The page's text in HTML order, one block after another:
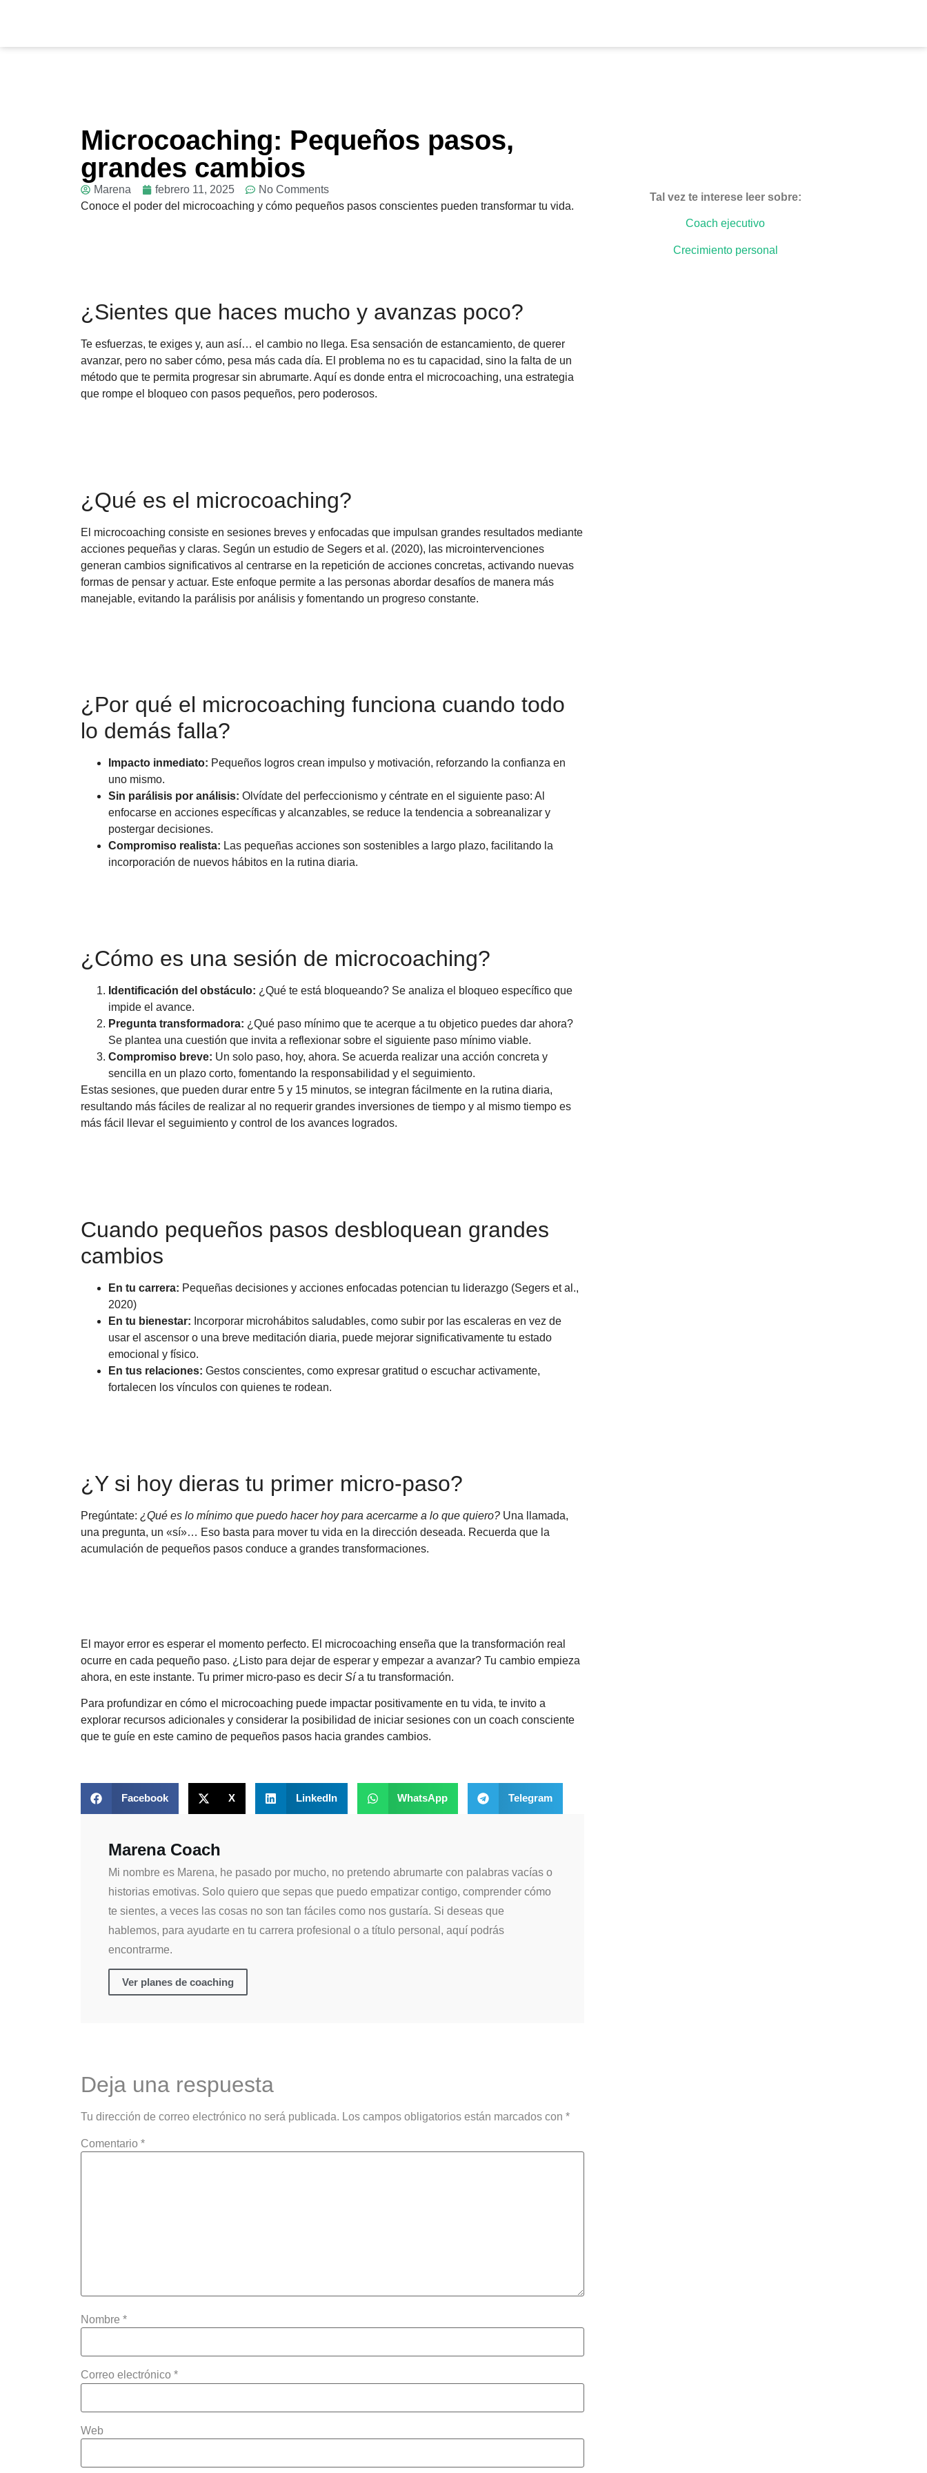
Microcoaching: Pequeños pasos,
grandes cambios
Marena febrero 11, 2025
No Comments
Conoce el poder del microcoaching y cómo pequeños pasos conscientes pueden transformar tu vida.
¿Sientes que haces mucho y avanzas poco?
Te esfuerzas, te exiges y, aun así… el cambio no llega. Esa sensación de estancamiento, de querer
avanzar, pero no saber cómo, pesa más cada día. El problema no es tu capacidad, sino la falta de un
método que te permita progresar sin abrumarte. Aquí es donde entra el microcoaching, una estrategia
que rompe el bloqueo con pasos pequeños, pero poderosos.
¿Qué es el microcoaching?
El microcoaching consiste en sesiones breves y enfocadas que impulsan grandes resultados mediante
acciones pequeñas y claras. Según un estudio de Segers et al. (2020), las microintervenciones
generan cambios significativos al centrarse en la repetición de acciones concretas, activando nuevas
formas de pensar y actuar. Este enfoque permite a las personas abordar desafíos de manera más
manejable, evitando la parálisis por análisis y fomentando un progreso constante.
¿Por qué el microcoaching funciona cuando todo
lo demás falla?
Impacto inmediato: Pequeños logros crean impulso y motivación, reforzando la confianza en
uno mismo.
Sin parálisis por análisis: Olvídate del perfeccionismo y céntrate en el siguiente paso: Al
enfocarse en acciones específicas y alcanzables, se reduce la tendencia a sobreanalizar y
postergar decisiones.
Compromiso realista: Las pequeñas acciones son sostenibles a largo plazo, facilitando la
incorporación de nuevos hábitos en la rutina diaria.
¿Cómo es una sesión de microcoaching?
Identificación del obstáculo: ¿Qué te está bloqueando? Se analiza el bloqueo específico que
impide el avance.
Pregunta transformadora: ¿Qué paso mínimo que te acerque a tu objetico puedes dar ahora?
Se plantea una cuestión que invita a reflexionar sobre el siguiente paso mínimo viable.
Compromiso breve: Un solo paso, hoy, ahora. Se acuerda realizar una acción concreta y
sencilla en un plazo corto, fomentando la responsabilidad y el seguimiento.
Estas sesiones, que pueden durar entre 5 y 15 minutos, se integran fácilmente en la rutina diaria,
resultando más fáciles de realizar al no requerir grandes inversiones de tiempo y al mismo tiempo es
más fácil llevar el seguimiento y control de los avances logrados.
Cuando pequeños pasos desbloquean grandes
cambios
En tu carrera: Pequeñas decisiones y acciones enfocadas potencian tu liderazgo (Segers et al.,
2020)
En tu bienestar: Incorporar microhábitos saludables, como subir por las escaleras en vez de
usar el ascensor o una breve meditación diaria, puede mejorar significativamente tu estado
emocional y físico.
En tus relaciones: Gestos conscientes, como expresar gratitud o escuchar activamente,
fortalecen los vínculos con quienes te rodean.
¿Y si hoy dieras tu primer micro-paso?
Pregúntate: ¿Qué es lo mínimo que puedo hacer hoy para acercarme a lo que quiero? Una llamada,
una pregunta, un «sí»… Eso basta para mover tu vida en la dirección deseada. Recuerda que la
acumulación de pequeños pasos conduce a grandes transformaciones.
El mayor error es esperar el momento perfecto. El microcoaching enseña que la transformación real
ocurre en cada pequeño paso. ¿Listo para dejar de esperar y empezar a avanzar? Tu cambio empieza
ahora, en este instante. Tu primer micro-paso es decir Sía tu transformación.
Para profundizar en cómo el microcoaching puede impactar positivamente en tu vida, te invito a
explorar recursos adicionales y considerar la posibilidad de iniciar sesiones con un coach consciente
que te guíe en este camino de pequeños pasos hacia grandes cambios.
Facebook X LinkedIn WhatsApp Telegram
Marena Coach
Mi nombre es Marena, he pasado por mucho, no pretendo abrumarte con palabras vacías o
historias emotivas. Solo quiero que sepas que puedo empatizar contigo, comprender cómo
te sientes, a veces las cosas no son tan fáciles como nos gustaría. Si deseas que
hablemos, para ayudarte en tu carrera profesional o a título personal, aquí podrás
encontrarme.
Ver planes de coaching
Deja una respuesta
Tu dirección de correo electrónico no será publicada. Los campos obligatorios están marcados con *
Comentario *
Nombre *
Correo electrónico *
Web
Tal vez te interese leer sobre:
Coach ejecutivo
Crecimiento personal